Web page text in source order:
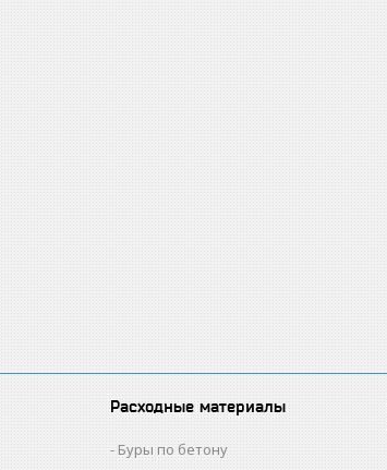
Расходные материалы
Буры по бетону